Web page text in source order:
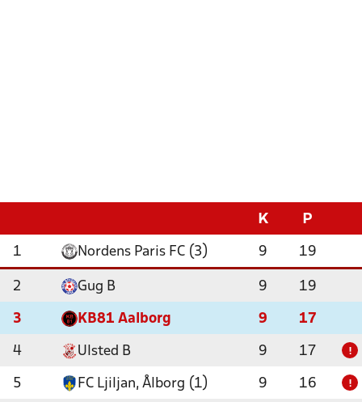
K P
1 Nordens Paris FC (3) 9 19
2 Gug B 9 19
3 KB81 Aalborg 9 17
4 Ulsted B 9 17 !
5 FC Ljiljan, Ålborg (1) 9 16 !